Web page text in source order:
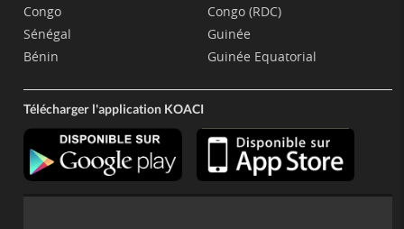
Congo
Sénégal
Bénin
Congo (RDC)
Guinée
Guinée Equatorial
Télécharger l'application KOACI